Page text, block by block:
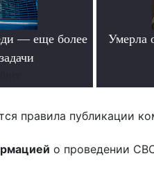
— еще более
Умерла
правила публикации
о проведении